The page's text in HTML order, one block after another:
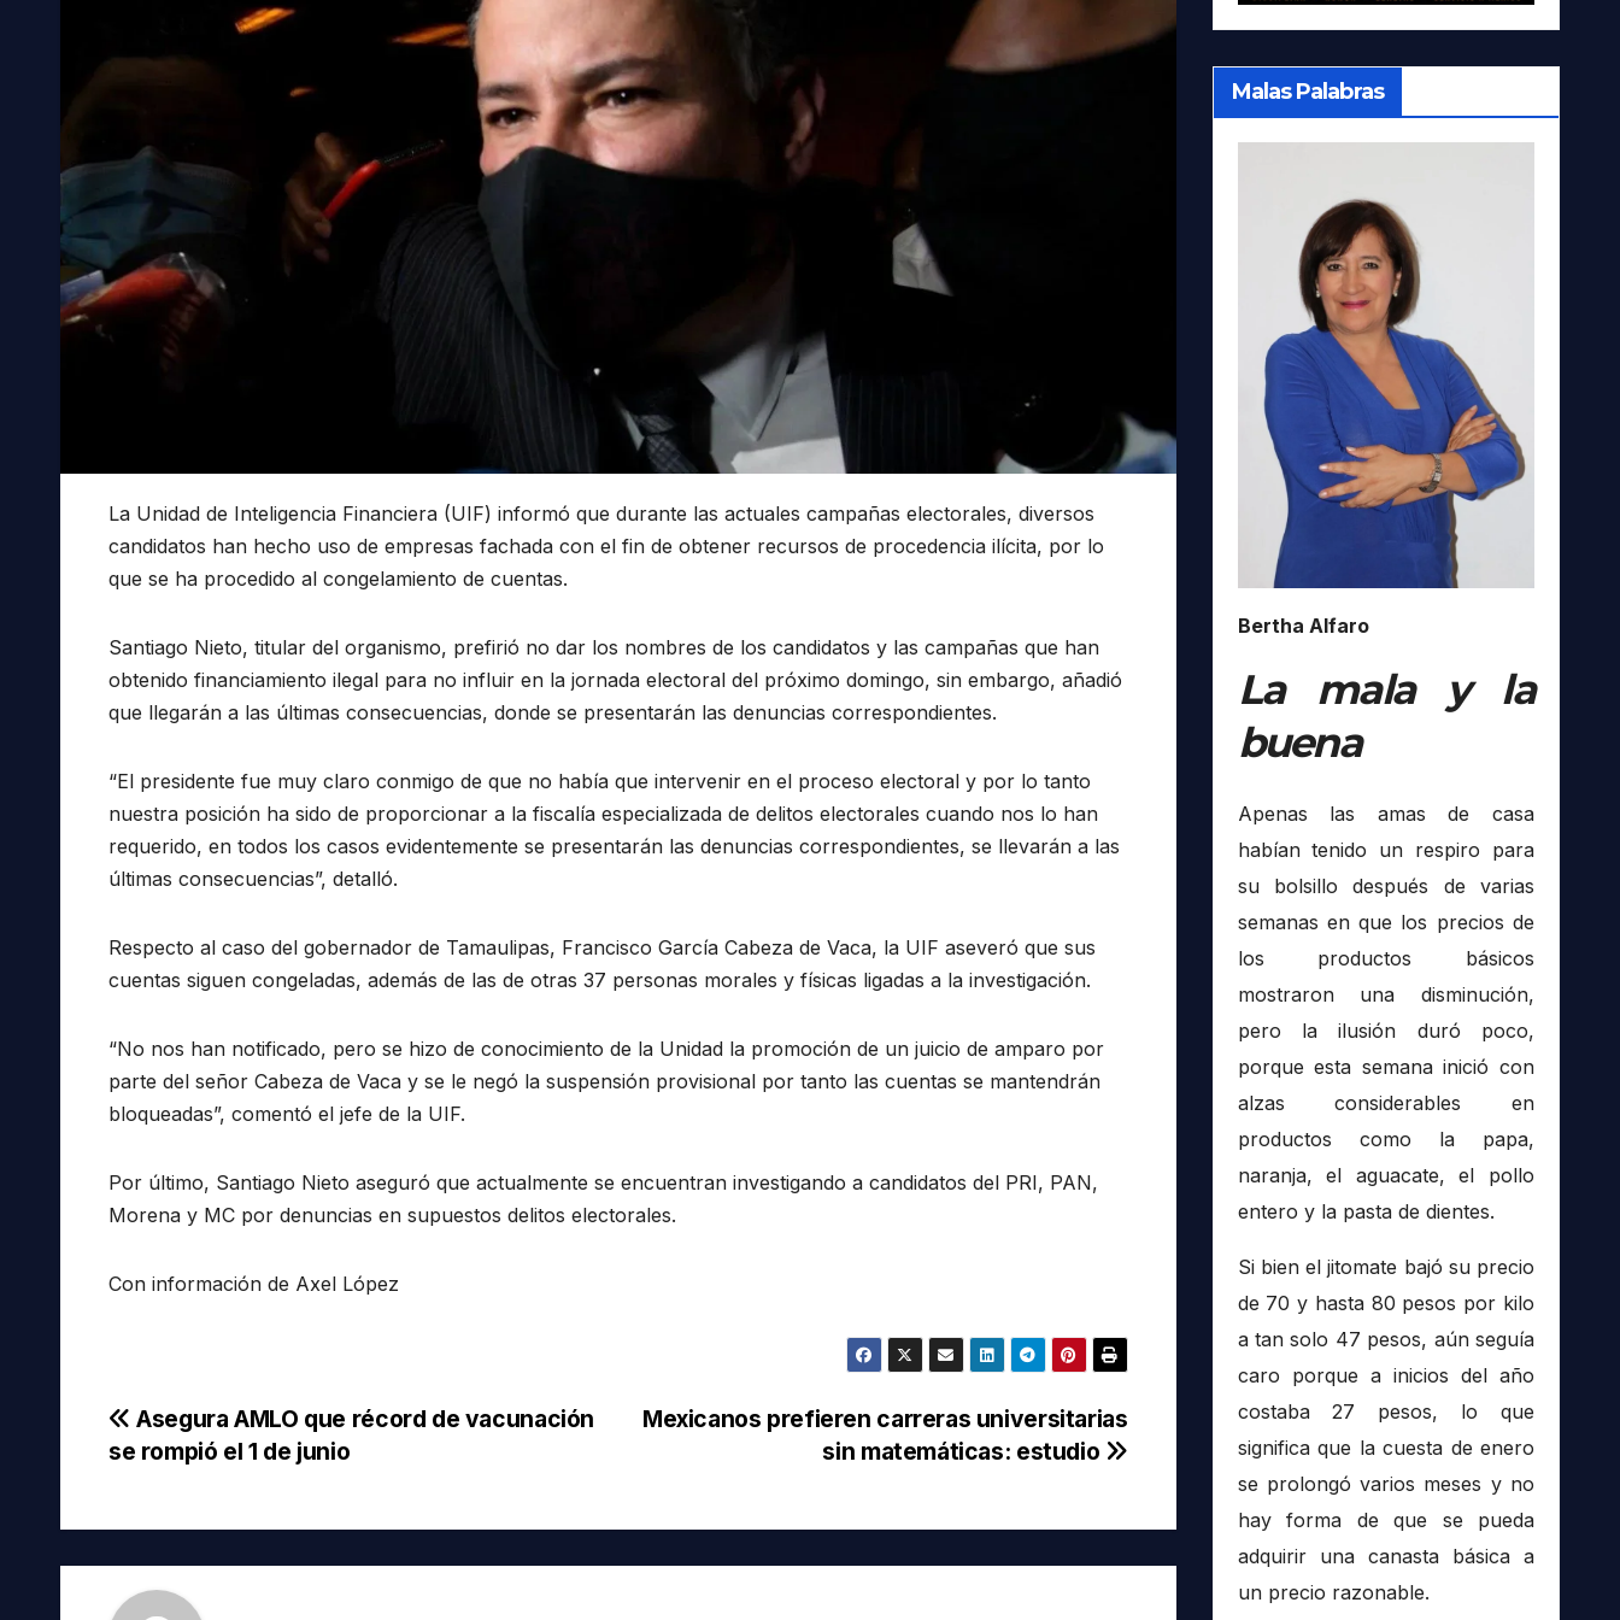
La Unidad de Inteligencia Financiera (UIF) informó que durante las actuales campañas electorales, diversos
candidatos han hecho uso de empresas fachada con el fin de obtener recursos de procedencia ilícita, por lo
que se ha procedido al congelamiento de cuentas.
Santiago Nieto, titular del organismo, prefirió no dar los nombres de los candidatos y las campañas que han
obtenido financiamiento ilegal para no influir en la jornada electoral del próximo domingo, sin embargo, añadió
que llegarán a las últimas consecuencias, donde se presentarán las denuncias correspondientes.
“El presidente fue muy claro conmigo de que no había que intervenir en el proceso electoral y por lo tanto
nuestra posición ha sido de proporcionar a la fiscalía especializada de delitos electorales cuando nos lo han
requerido, en todos los casos evidentemente se presentarán las denuncias correspondientes, se llevarán a las
últimas consecuencias”, detalló.
Respecto al caso del gobernador de Tamaulipas, Francisco García Cabeza de Vaca, la UIF aseveró que sus
cuentas siguen congeladas, además de las de otras 37 personas morales y físicas ligadas a la investigación.
“No nos han notificado, pero se hizo de conocimiento de la Unidad la promoción de un juicio de amparo por
parte del señor Cabeza de Vaca y se le negó la suspensión provisional por tanto las cuentas se mantendrán
bloqueadas”, comentó el jefe de la UIF.
Por último, Santiago Nieto aseguró que actualmente se encuentran investigando a candidatos del PRI, PAN,
Morena y MC por denuncias en supuestos delitos electorales.
Con información de Axel López
Navegación
entradas
Mexicanos prefieren carreras universitarias
sin matemáticas: estudio
Asegura AMLO que récord de vacunación
se rompió el 1 de junio
Malas Palabras
Bertha Alfaro
La mala y la
buena
Apenas las amas de casa
habían tenido un respiro para
su bolsillo después de varias
semanas en que los precios de
los productos básicos
mostraron una disminución,
pero la ilusión duró poco,
porque esta semana inició con
alzas considerables en
productos como la papa,
naranja, el aguacate, el pollo
entero y la pasta de dientes.
Si bien el jitomate bajó su precio
de 70 y hasta 80 pesos por kilo
a tan solo 47 pesos, aún seguía
caro porque a inicios del año
costaba 27 pesos, lo que
significa que la cuesta de enero
se prolongó varios meses y no
hay forma de que se pueda
adquirir una canasta básica a
un precio razonable.